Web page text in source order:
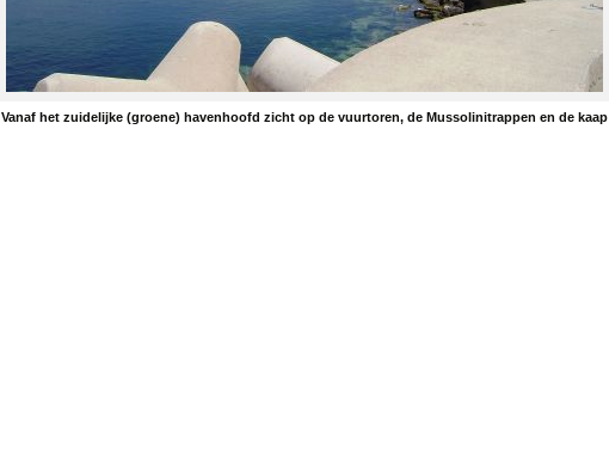
Vanaf het zuidelijke (groene) havenhoofd zicht op de vuurtoren, de Mussolinitrappen en de kaap